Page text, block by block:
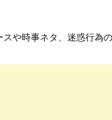
や時事ネタ、迷惑行